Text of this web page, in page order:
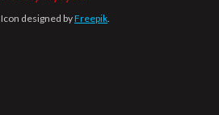
Icon designed byFreepik